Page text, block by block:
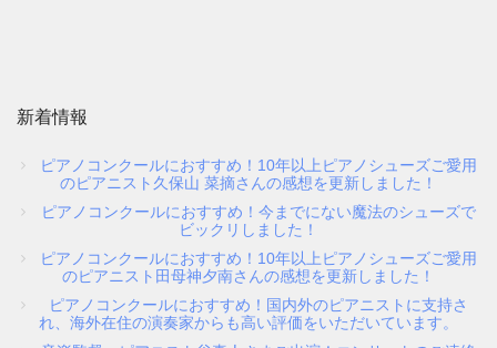
絵で見るピアノシューズ
新着情報
ピアノコンクールにおすすめ！10年以上ピアノシューズご愛用
のピアニスト久保山 菜摘さんの感想を更新しました！
ピアノコンクールにおすすめ！今までにない魔法のシューズで
ビックリしました！
ピアノコンクールにおすすめ！10年以上ピアノシューズご愛用
のピアニスト田母神夕南さんの感想を更新しました！
ピアノコンクールにおすすめ！国内外のピアニストに支持さ
れ、海外在住の演奏家からも高い評価をいただいています。